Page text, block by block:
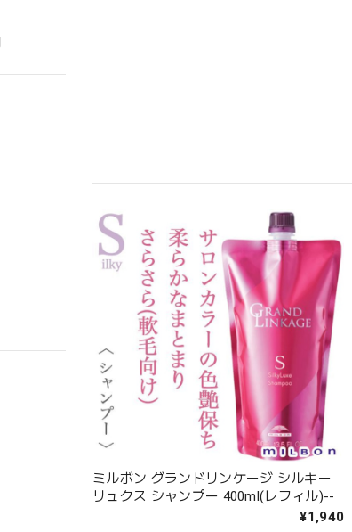
ミルボン グランドリンケージ シルキー
リュクス シャンプー 400ml(レフィル)--
¥1,940